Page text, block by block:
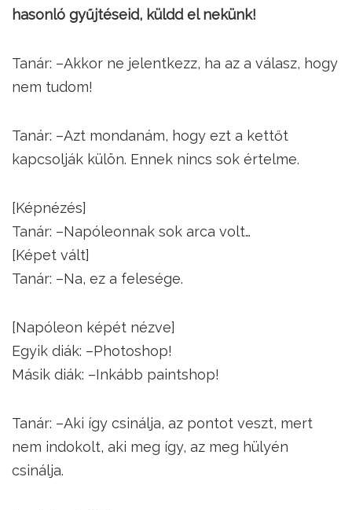
hasonló gyűjtéseid, küldd el nekünk!
Tanár: –Akkor ne jelentkezz, ha az a válasz, hogy
nem tudom!
Tanár: –Azt mondanám, hogy ezt a kettőt
kapcsolják külön. Ennek nincs sok értelme.
[Képnézés]
Tanár: –Napóleonnak sok arca volt…
[Képet vált]
Tanár: –Na, ez a felesége.
[Napóleon képét nézve]
Egyik diák: –Photoshop!
Másik diák: –Inkább paintshop!
Tanár: –Aki így csinálja, az pontot veszt, mert
nem indokolt, aki meg így, az meg hülyén
csinálja.